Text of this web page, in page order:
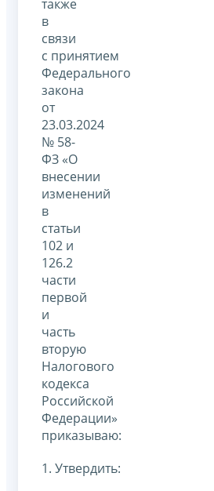
также
в
связи
с принятием
Федерального
закона
от
23.03.2024
№ 58-
ФЗ «О
внесении
изменений
в
статьи
102 и
126.2
части
первой
и
часть
вторую
Налогового
кодекса
Российской
Федерации»
приказываю:
1. Утвердить: